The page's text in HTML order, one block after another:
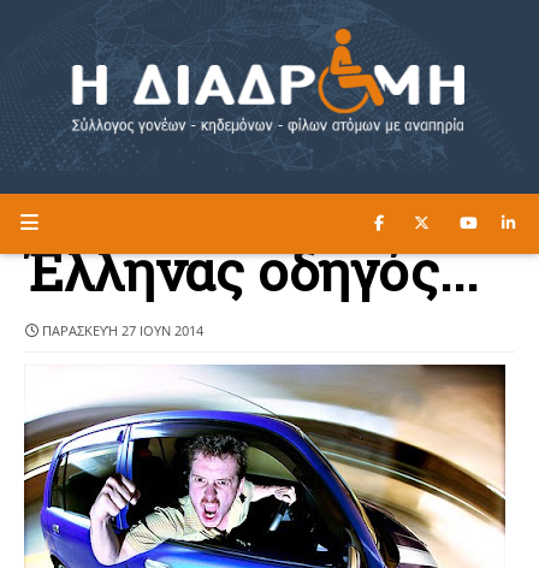
Η ΔΙΑΔΡΟΜΗ ΔΙΑΒΑΣΤΕ ΕΔΩ ►
Έλληνας οδηγός...
ΠΑΡΑΣΚΕΥΉ 27 ΙΟΥΝ 2014